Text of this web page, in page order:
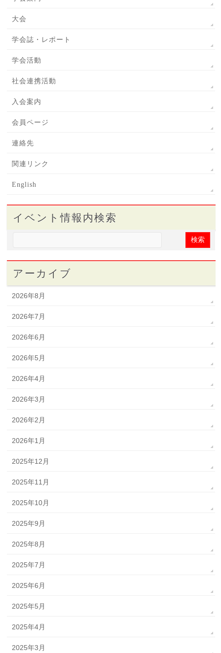
大会
学会誌・レポート
学会活動
社会連携活動
入会案内
会員ページ
連絡先
関連リンク
English
イベント情報内検索
アーカイブ
2026年8月
2026年7月
2026年6月
2026年5月
2026年4月
2026年3月
2026年2月
2026年1月
2025年12月
2025年11月
2025年10月
2025年9月
2025年8月
2025年7月
2025年6月
2025年5月
2025年4月
2025年3月